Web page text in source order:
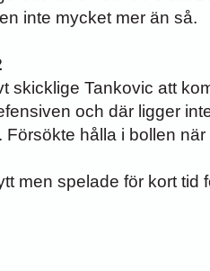
inte mycket mer än så.
skicklige Tankovic att
och där ligger
Försökte hålla i bollen
men spelade för kort tid